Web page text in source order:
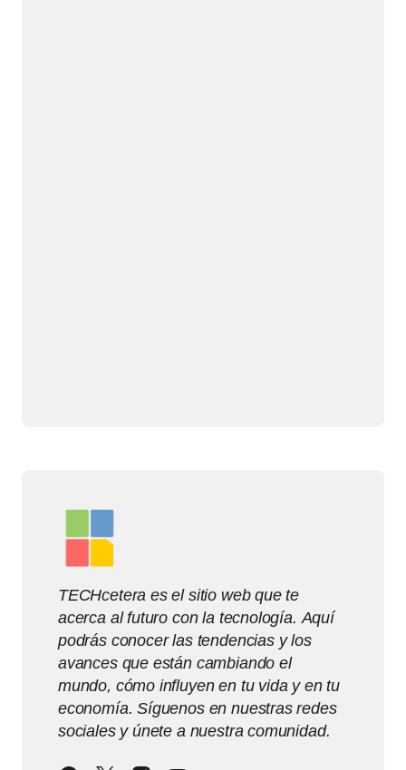
TECHcetera es el sitio web que te
acerca al futuro con la tecnología. Aquí
podrás conocer las tendencias y los
avances que están cambiando el
mundo, cómo influyen en tu vida y en tu
economía. Síguenos en nuestras redes
sociales y únete a nuestra comunidad.